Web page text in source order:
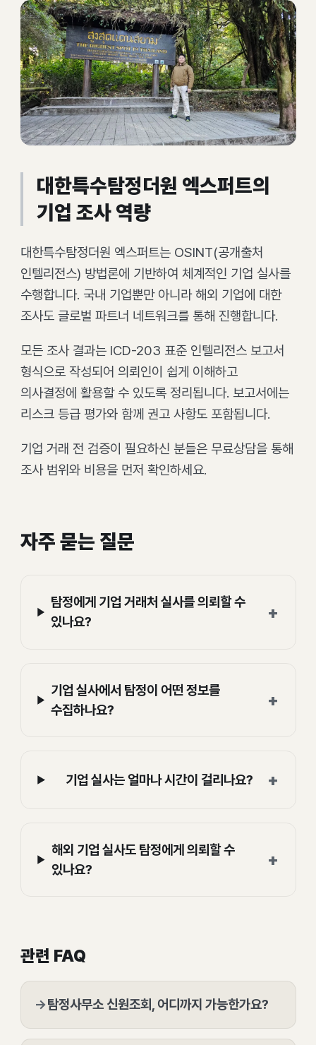
대한특수탐정더원 엑스퍼트의
기업 조사 역량
대한특수탐정더원 엑스퍼트는 OSINT(공개출처
인텔리전스) 방법론에 기반하여 체계적인 기업 실사를
수행합니다. 국내 기업뿐만 아니라 해외 기업에 대한
조사도 글로벌 파트너 네트워크를 통해 진행합니다.
모든 조사 결과는 ICD-203 표준 인텔리전스 보고서
형식으로 작성되어 의뢰인이 쉽게 이해하고
의사결정에 활용할 수 있도록 정리됩니다. 보고서에는
리스크 등급 평가와 함께 권고 사항도 포함됩니다.
기업 거래 전 검증이 필요하신 분들은 무료상담을 통해
조사 범위와 비용을 먼저 확인하세요.
자주 묻는 질문
탐정에게 기업 거래처 실사를 의뢰할 수
있나요?
+
기업 실사에서 탐정이 어떤 정보를
수집하나요?
+
기업 실사는 얼마나 시간이 걸리나요? +
해외 기업 실사도 탐정에게 의뢰할 수
있나요?
+
관련 FAQ
→탐정사무소 신원조회, 어디까지 가능한가요?